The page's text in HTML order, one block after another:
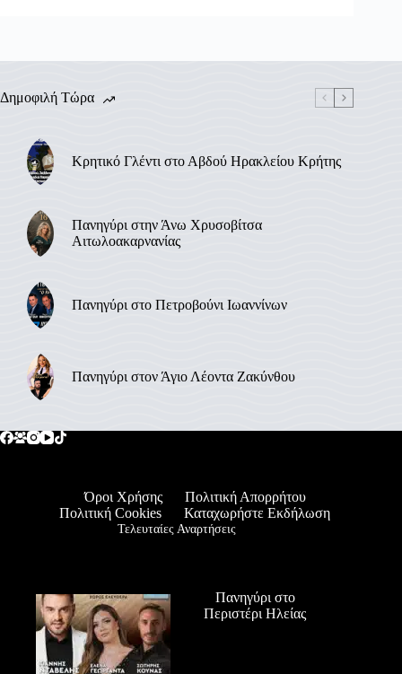
Δημοφιλή Τώρα
Κρητικό Γλέντι στο Αβδού Ηρακλείου Κρήτης
Πανηγύρι στην Άνω Χρυσοβίτσα
Αιτωλοακαρνανίας
Πανηγύρι στο Πετροβούνι Ιωαννίνων
Πανηγύρι στον Άγιο Λέοντα Ζακύνθου
Όροι Χρήσης
Πολιτική Απορρήτου
Πολιτική Cookies
Καταχωρήστε Εκδήλωση
Τελευταίες Αναρτήσεις
Πανηγύρι στο
Περιστέρι Ηλείας